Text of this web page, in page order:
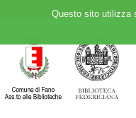
Questo sito utilizza